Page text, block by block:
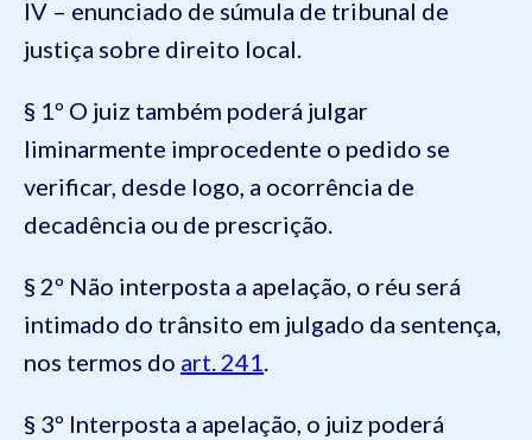
IV – enunciado de súmula de tribunal de
justiça sobre direito local.
§ 1º O juiz também poderá julgar
liminarmente improcedente o pedido se
verificar, desde logo, a ocorrência de
decadência ou de prescrição.
§ 2º Não interposta a apelação, o réu será
intimado do trânsito em julgado da sentença,
nos termos do art. 241.
§ 3º Interposta a apelação, o juiz poderá